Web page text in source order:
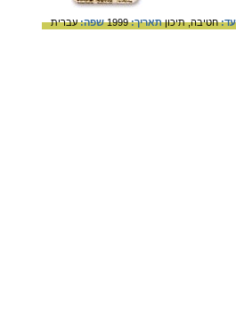
חטיבה,תיכוןתאריך:1999 שפה:עברית